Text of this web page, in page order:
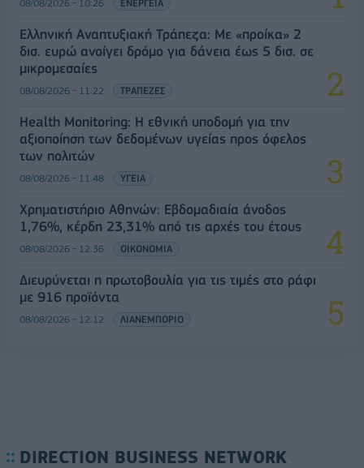
08/08/2026 - 10:26 ΕΝΕΡΓΕΙΑ
Ελληνική Αναπτυξιακή Τράπεζα: Με «προίκα» 2
δισ. ευρώ ανοίγει δρόμο για δάνεια έως 5 δισ. σε
μικρομεσαίες
08/08/2026 - 11:22 ΤΡΑΠΕΖΕΣ
Health Monitoring: Η εθνική υποδομή για την
αξιοποίηση των δεδομένων υγείας προς όφελος
των πολιτών
08/08/2026 - 11:48 ΥΓΕΙΑ
Χρηματιστήριο Αθηνών: Εβδομαδιαία άνοδος
1,76%, κέρδη 23,31% από τις αρχές του έτους
08/08/2026 - 12:36 ΟΙΚΟΝΟΜΙΑ
Διευρύνεται η πρωτοβουλία για τις τιμές στο ράφι
με 916 προϊόντα
08/08/2026 - 12:12 ΛΙΑΝΕΜΠΟΡΙΟ
DIRECTION BUSINESS NETWORK